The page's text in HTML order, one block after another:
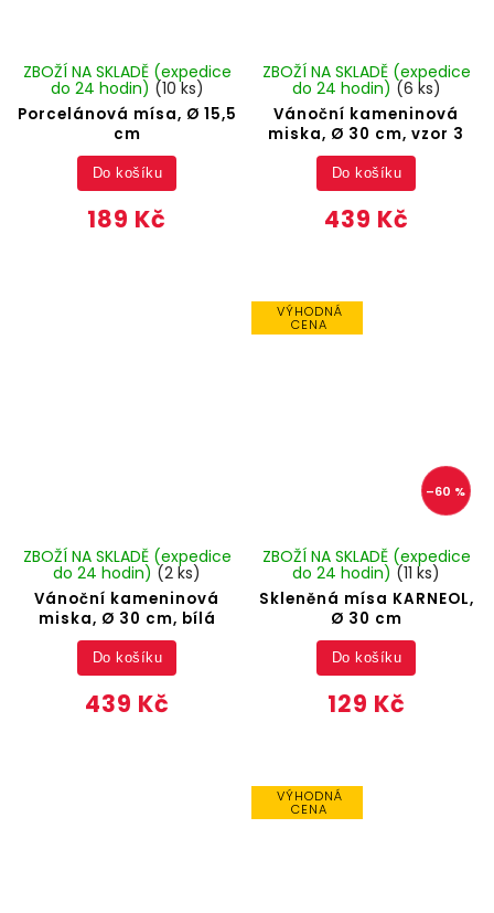
Porcelánová mísa, Ø 15,5
cm
ZBOŽÍ NA SKLADĚ (expedice
do 24 hodin) (10 ks)
189 Kč
Do košíku
Vánoční kameninová
miska, Ø 30 cm, vzor 3
ZBOŽÍ NA SKLADĚ (expedice
do 24 hodin) (6 ks)
439 Kč
Do košíku
Vánoční kameninová
miska, Ø 30 cm, bílá
ZBOŽÍ NA SKLADĚ (expedice
do 24 hodin) (2 ks)
439 Kč
Do košíku
VÝHODNÁ
CENA
–60 %
Skleněná mísa KARNEOL,
Ø 30 cm
ZBOŽÍ NA SKLADĚ (expedice
do 24 hodin) (11 ks)
129 Kč
Do košíku
VÝHODNÁ
CENA